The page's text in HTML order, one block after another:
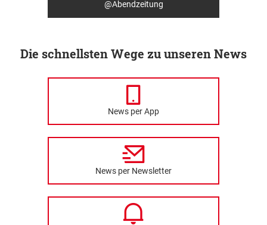
@Abendzeitung
Die schnellsten Wege zu unseren News
News per App
News per Newsletter